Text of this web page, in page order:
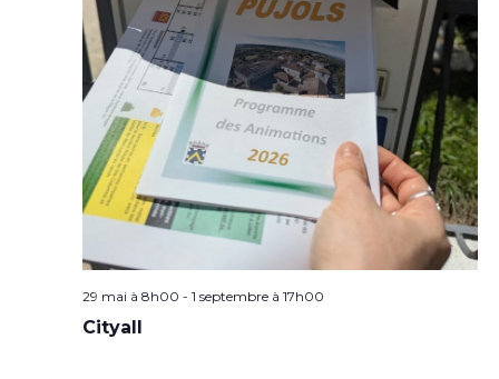
29 mai à 8h00 - 1 septembre à 17h00
Cityall